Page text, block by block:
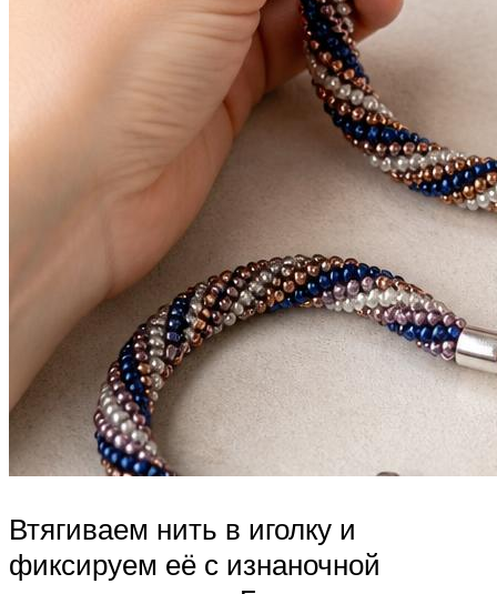
Втягиваем нить в иголку и
фиксируем её с изнаночной